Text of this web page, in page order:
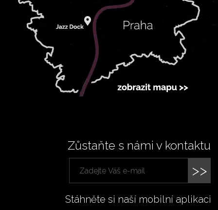
Zůstaňte s námi v kontaktu
>>
Stáhněte si naší mobilní aplikaci